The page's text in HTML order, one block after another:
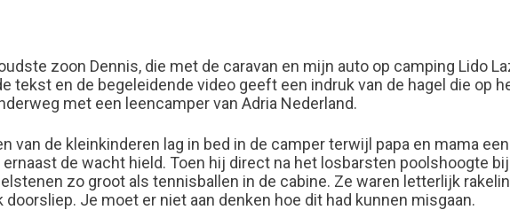
zoon Dennis, die met de caravan en mijn auto op camping Lido
tekst en de begeleidende video geeft een indruk van de hagel die op
met een leencamper van Adria Nederland.
van de kleinkinderen lag in bed in de camper terwijl papa en mama
de wacht hield. Toen hij direct na het losbarsten poolshoogte
zo groot als tennisballen in de cabine. Ze waren letterlijk
Je moet er niet aan denken hoe dit had kunnen misgaan.